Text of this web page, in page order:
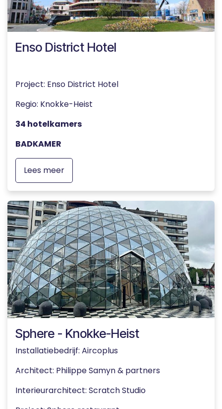
Enso District Hotel
Project: Enso District Hotel
Regio: Knokke-Heist
34 hotelkamers
BADKAMER
Lees meer
Sphere - Knokke-Heist
Installatiebedrijf: Aircoplus
Architect: Philippe Samyn & partners
Interieurarchitect: Scratch Studio